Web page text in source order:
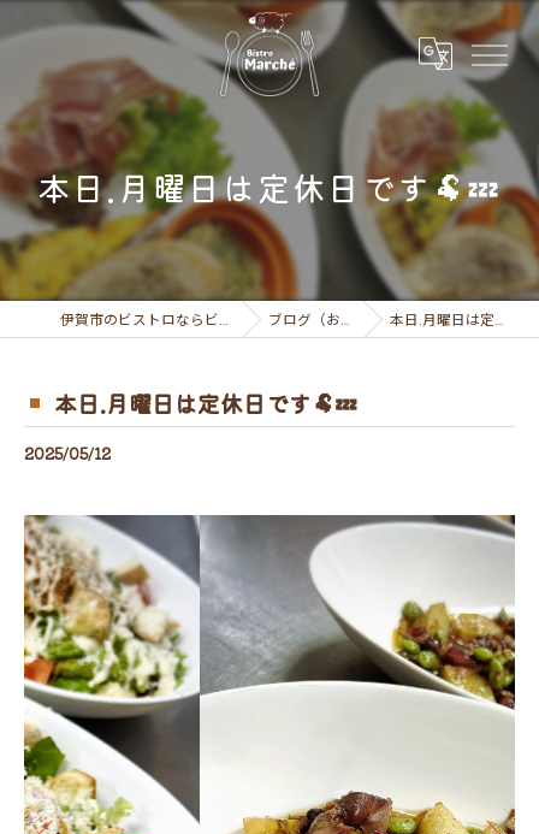
本日.月曜日は定休日です🐏💤
伊賀市のビストロならビストロ マルシェ ブログ（お知らせ） 本日.月曜日は定休日です🐏💤
本日.月曜日は定休日です🐏💤
2025/05/12